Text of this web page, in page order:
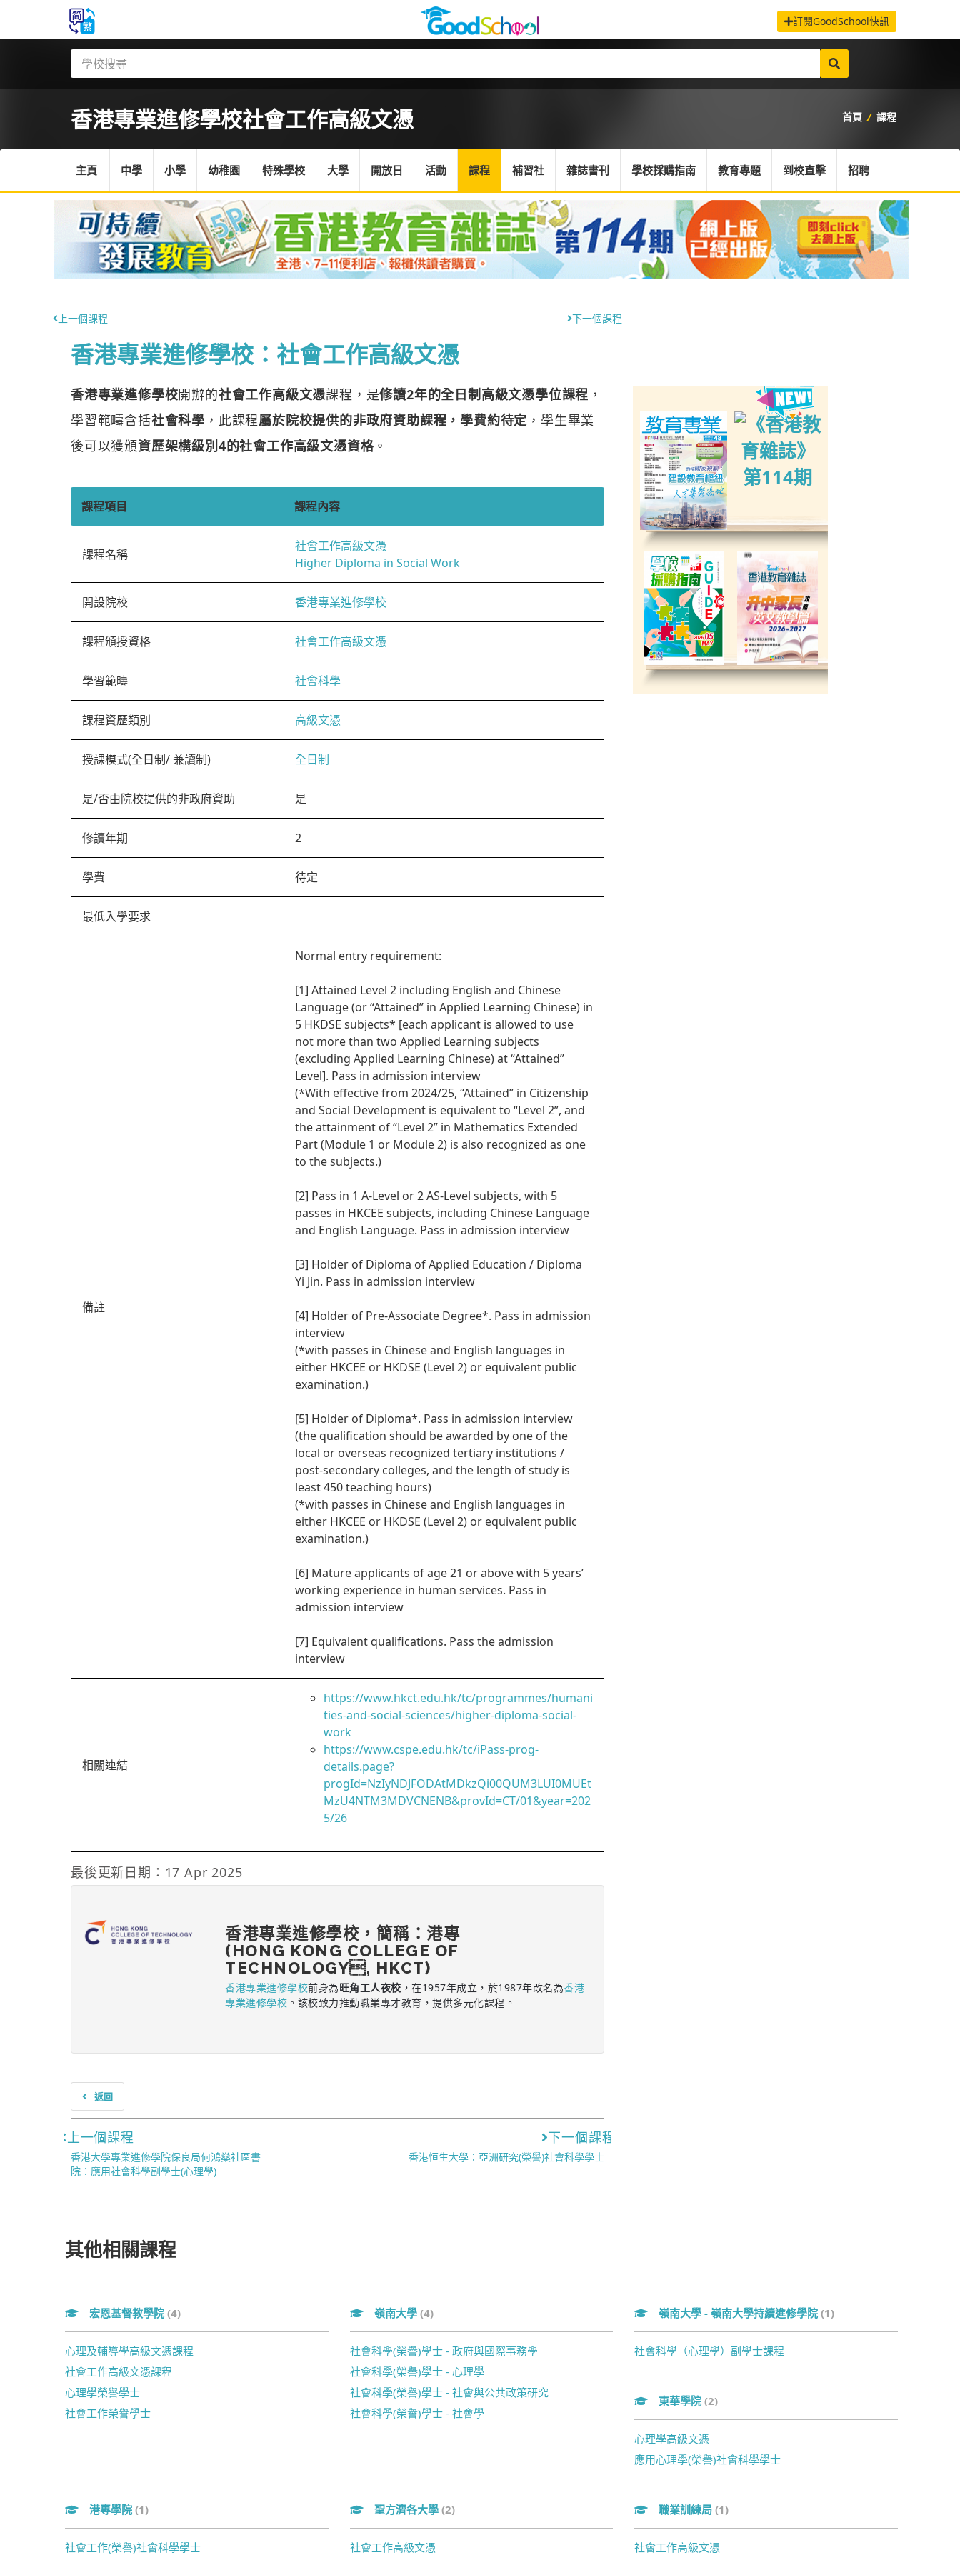
訂閱GoodSchool快訊
香港專業進修學校社會工作高級文憑 首頁 / 課程
主頁 中學 小學 幼稚園 特殊學校 大學 開放日 活動 課程 補習社 雜誌書刊 學校採購指南 教育專題 到校直擊 招聘
上一個課程 下一個課程
香港專業進修學校：社會工作高級文憑
香港專業進修學校開辦的社會工作高級文憑課程，是修讀2年的全日制高級文憑學位課程 ，
學習範疇含括社會科學 ，此課程屬於院校提供的非政府資助課程，學費約待定 ，學生畢業
後可以獲頒資歷架構級別4的社會工作高級文憑資格。
課程項目 課程內容
課程名稱
社會工作高級文憑
Higher Diploma in Social Work
開設院校 香港專業進修學校
課程頒授資格 社會工作高級文憑
學習範疇 社會科學
課程資歷類別 高級文憑
授課模式(全日制/ 兼讀制) 全日制
是/否由院校提供的非政府資助 是
修讀年期 2
學費 待定
最低入學要求
備註
Normal entry requirement:
[1] Attained Level 2 including English and Chinese
Language (or “Attained” in Applied Learning Chinese) in
5 HKDSE subjects* [each applicant is allowed to use
not more than two Applied Learning subjects
(excluding Applied Learning Chinese) at “Attained”
Level]. Pass in admission interview
(*With effective from 2024/25, “Attained” in Citizenship
and Social Development is equivalent to “Level 2”, and
the attainment of “Level 2” in Mathematics Extended
Part (Module 1 or Module 2) is also recognized as one
to the subjects.)
[2] Pass in 1 A-Level or 2 AS-Level subjects, with 5
passes in HKCEE subjects, including Chinese Language
and English Language. Pass in admission interview
[3] Holder of Diploma of Applied Education / Diploma
Yi Jin. Pass in admission interview
[4] Holder of Pre-Associate Degree*. Pass in admission
interview
(*with passes in Chinese and English languages in
either HKCEE or HKDSE (Level 2) or equivalent public
examination.)
[5] Holder of Diploma*. Pass in admission interview
(the qualification should be awarded by one of the
local or overseas recognized tertiary institutions /
post-secondary colleges, and the length of study is
least 450 teaching hours)
(*with passes in Chinese and English languages in
either HKCEE or HKDSE (Level 2) or equivalent public
examination.)
[6] Mature applicants of age 21 or above with 5 years’
working experience in human services. Pass in
admission interview
[7] Equivalent qualifications. Pass the admission
interview
相關連結
https://www.hkct.edu.hk/tc/programmes/humani
ties-and-social-sciences/higher-diploma-social-
work
https://www.cspe.edu.hk/tc/iPass-prog-
details.page?
progId=NzIyNDJFODAtMDkzQi00QUM3LUI0MUEt
MzU4NTM3MDVCNENB&provId=CT/01&year=202
5/26
最後更新日期：17 Apr 2025
香港專業進修學校，簡稱：港專
(HONG KONG COLLEGE OF
TECHNOLOGY, HKCT)
香港專業進修學校前身為旺角工人夜校 ，在1957年成立，於1987年改名為香港
專業進修學校 。該校致力推動職業專才教育，提供多元化課程。
返回
上一個課程
香港大學專業進修學院保良局何鴻燊社區書
院：應用社會科學副學士(心理學)
下一個課程
香港恒生大學：亞洲研究(榮譽)社會科學學士
其他相關課程
宏恩基督教學院 (4)
心理及輔導學高級文憑課程
社會工作高級文憑課程
心理學榮譽學士
社會工作榮譽學士
嶺南大學 (4)
社會科學(榮譽)學士 - 政府與國際事務學
社會科學(榮譽)學士 - 心理學
社會科學(榮譽)學士 - 社會與公共政策研究
社會科學(榮譽)學士 - 社會學
嶺南大學 - 嶺南大學持續進修學院(1)
社會科學（心理學）副學士課程
東華學院(2)
心理學高級文憑
應用心理學(榮譽)社會科學學士
港專學院 (1)
社會工作(榮譽)社會科學學士
聖方濟各大學 (2)
社會工作高級文憑
職業訓練局(1)
社會工作高級文憑